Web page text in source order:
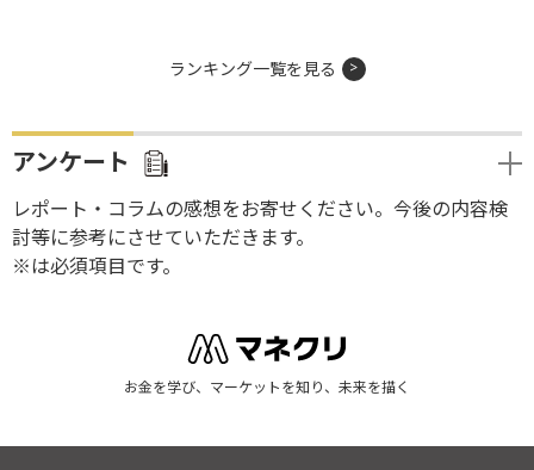
ランキング一覧を見る
アンケート
レポート・コラムの感想をお寄せください。今後の内容検
討等に参考にさせていただきます。
※は必須項目です。
お金を学び、マーケットを知り、未来を描く